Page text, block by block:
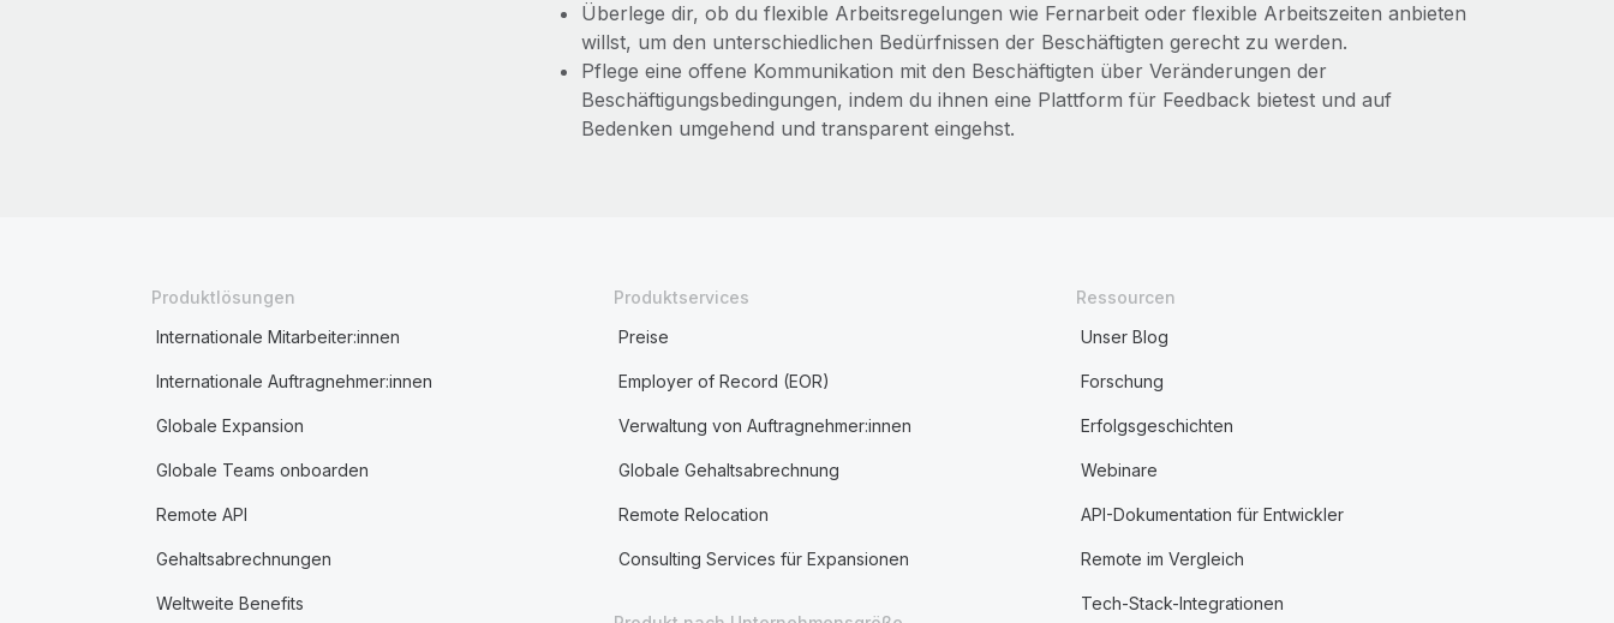
Überlege dir, ob du flexible Arbeitsregelungen wie Fernarbeit oder flexible Arbeitszeiten anbieten
willst, um den unterschiedlichen Bedürfnissen der Beschäftigten gerecht zu werden.
Pflege eine offene Kommunikation mit den Beschäftigten über Veränderungen der
Beschäftigungsbedingungen, indem du ihnen eine Plattform für Feedback bietest und auf
Bedenken umgehend und transparent eingehst.
Produktlösungen
Internationale Mitarbeiter:innen
Internationale Auftragnehmer:innen
Globale Expansion
Globale Teams onboarden
Remote API
Gehaltsabrechnungen
Weltweite Benefits
Produktservices
Preise
Employer of Record (EOR)
Verwaltung von Auftragnehmer:innen
Globale Gehaltsabrechnung
Remote Relocation
Consulting Services für Expansionen
Ressourcen
Unser Blog
Forschung
Erfolgsgeschichten
Webinare
API-Dokumentation für Entwickler
Remote im Vergleich
Tech-Stack-Integrationen